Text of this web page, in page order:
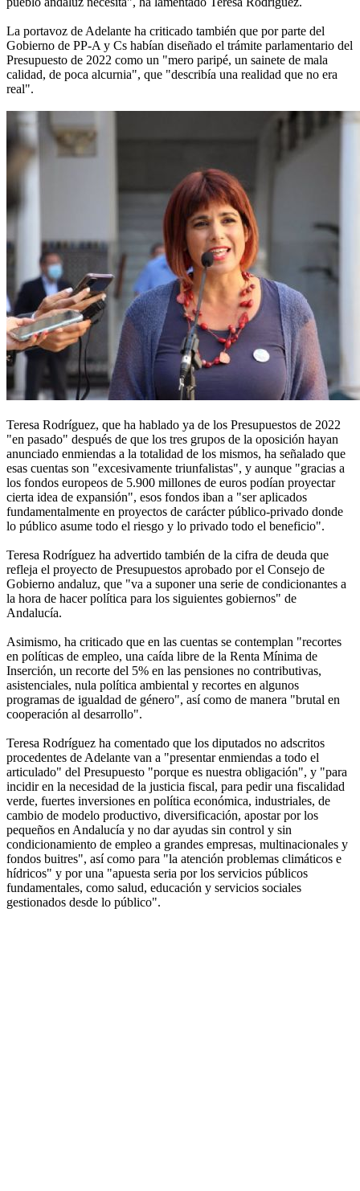
La portavoz de Adelante ha criticado también que por parte del
Gobierno de PP-A y Cs habían diseñado el trámite parlamentario del
Presupuesto de 2022 como un "mero paripé, un sainete de mala
calidad, de poca alcurnia", que "describía una realidad que no era
real".
Teresa Rodríguez, que ha hablado ya de los Presupuestos de 2022
"en pasado" después de que los tres grupos de la oposición hayan
anunciado enmiendas a la totalidad de los mismos, ha señalado que
esas cuentas son "excesivamente triunfalistas", y aunque "gracias a
los fondos europeos de 5.900 millones de euros podían proyectar
cierta idea de expansión", esos fondos iban a "ser aplicados
fundamentalmente en proyectos de carácter público-privado donde
lo público asume todo el riesgo y lo privado todo el beneficio".
Teresa Rodríguez ha advertido también de la cifra de deuda que
refleja el proyecto de Presupuestos aprobado por el Consejo de
Gobierno andaluz, que "va a suponer una serie de condicionantes a
la hora de hacer política para los siguientes gobiernos" de
Andalucía.
Asimismo, ha criticado que en las cuentas se contemplan "recortes
en políticas de empleo, una caída libre de la Renta Mínima de
Inserción, un recorte del 5% en las pensiones no contributivas,
asistenciales, nula política ambiental y recortes en algunos
programas de igualdad de género", así como de manera "brutal en
cooperación al desarrollo".
Teresa Rodríguez ha comentado que los diputados no adscritos
procedentes de Adelante van a "presentar enmiendas a todo el
articulado" del Presupuesto "porque es nuestra obligación", y "para
incidir en la necesidad de la justicia fiscal, para pedir una fiscalidad
verde, fuertes inversiones en política económica, industriales, de
cambio de modelo productivo, diversificación, apostar por los
pequeños en Andalucía y no dar ayudas sin control y sin
condicionamiento de empleo a grandes empresas, multinacionales y
fondos buitres", así como para "la atención problemas climáticos e
hídricos" y por una "apuesta seria por los servicios públicos
fundamentales, como salud, educación y servicios sociales
gestionados desde lo público".